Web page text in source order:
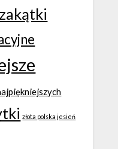
złota polska jesień